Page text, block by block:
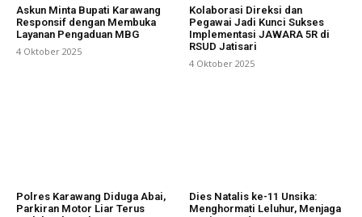
Askun Minta Bupati Karawang
Responsif dengan Membuka
Layanan Pengaduan MBG
4 Oktober 2025
Kolaborasi Direksi dan
Pegawai Jadi Kunci Sukses
Implementasi JAWARA 5R di
RSUD Jatisari
4 Oktober 2025
Polres Karawang Diduga Abai,
Parkiran Motor Liar Terus
Dies Natalis ke-11 Unsika:
Menghormati Leluhur, Menjaga